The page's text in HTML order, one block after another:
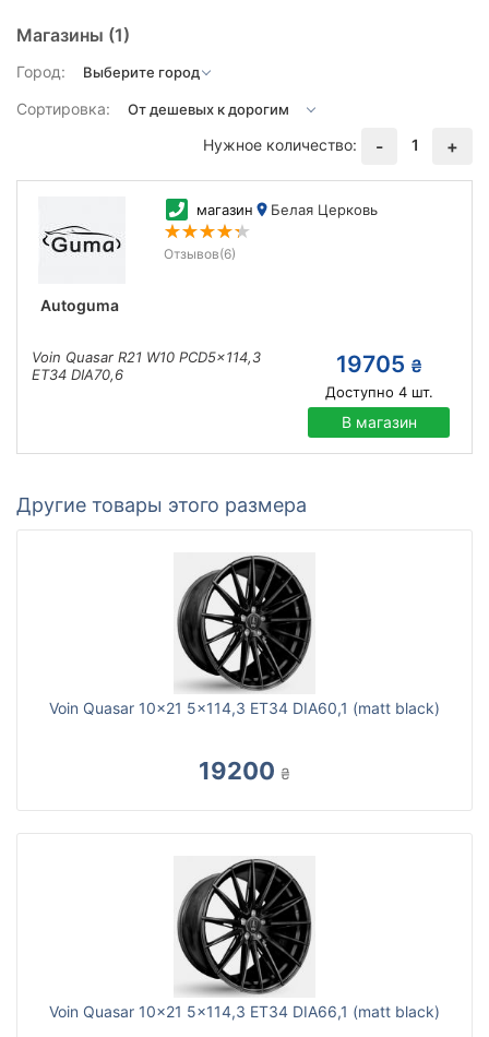
Магазины (1)
Город:
Сортировка:
Нужное количество:
- 1 +
Autoguma
магазин Белая Церковь
Отзывов(6)
Voin Quasar R21 W10 PCD5x114,3
ET34 DIA70,6
19705 ₴
Доступно 4шт.
В магазин
Другие товары этого размера
Voin Quasar 10x21 5x114,3 ET34 DIA60,1 (matt black)
19200 ₴
Voin Quasar 10x21 5x114,3 ET34 DIA66,1 (matt black)